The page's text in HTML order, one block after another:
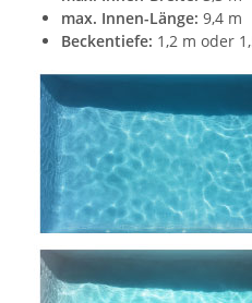
max. Innen-Länge: 9,4 m
Beckentiefe: 1,2 m oder